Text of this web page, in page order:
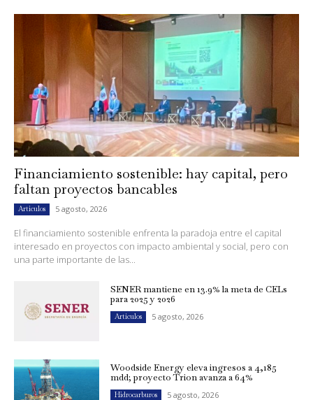
Financiamiento sostenible: hay capital, pero
faltan proyectos bancables
Artículos 5 agosto, 2026
El financiamiento sostenible enfrenta la paradoja entre el capital
interesado en proyectos con impacto ambiental y social, pero con
una parte importante de las...
SENER mantiene en 13.9% la meta de CELs
para 2025 y 2026
Artículos 5 agosto, 2026
Woodside Energy eleva ingresos a 4,185
mdd; proyecto Trion avanza a 64%
Hidrocarburos 5 agosto, 2026